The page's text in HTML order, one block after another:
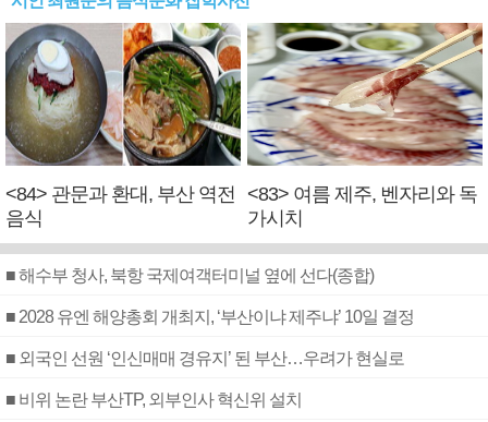
<84> 관문과 환대, 부산 역전
음식
<83> 여름 제주, 벤자리와 독
가시치
■ 해수부 청사, 북항 국제여객터미널 옆에 선다(종합)
■ 2028 유엔 해양총회 개최지, ‘부산이냐 제주냐’ 10일 결정
■ 외국인 선원 ‘인신매매 경유지’ 된 부산…우려가 현실로
■ 비위 논란 부산TP, 외부인사 혁신위 설치